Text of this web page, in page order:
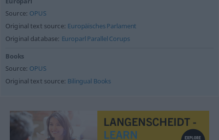
Source: OPUS
Original text source: Europäisches Parlament
Original database: Europarl Parallel Corups
Books
Source: OPUS
Original text source: Bilingual Books